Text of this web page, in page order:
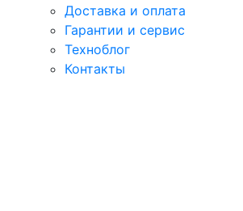
Доставка и оплата
Гарантии и сервис
Техноблог
Контакты